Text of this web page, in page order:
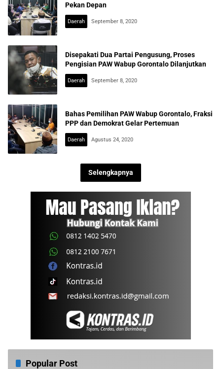
Pekan Depan
Daerah September 8, 2020
Disepakati Dua Partai Pengusung, Proses
Pengisian PAW Wabup Gorontalo Dilanjutkan
Daerah September 8, 2020
Bahas Pemilihan PAW Wabup Gorontalo, Fraksi
PPP dan Demokrat Gelar Pertemuan
Daerah Agustus 24, 2020
Selengkapnya
Popular Post